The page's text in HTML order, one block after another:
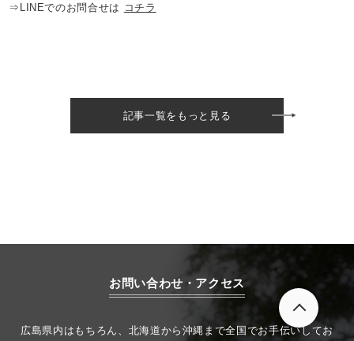
⇒LINEでのお問合せは コチラ
記事一覧をもっと見る
お問い合わせ・アクセス
広島県内はもちろん、北海道から沖縄まで全国でお手伝いしてお